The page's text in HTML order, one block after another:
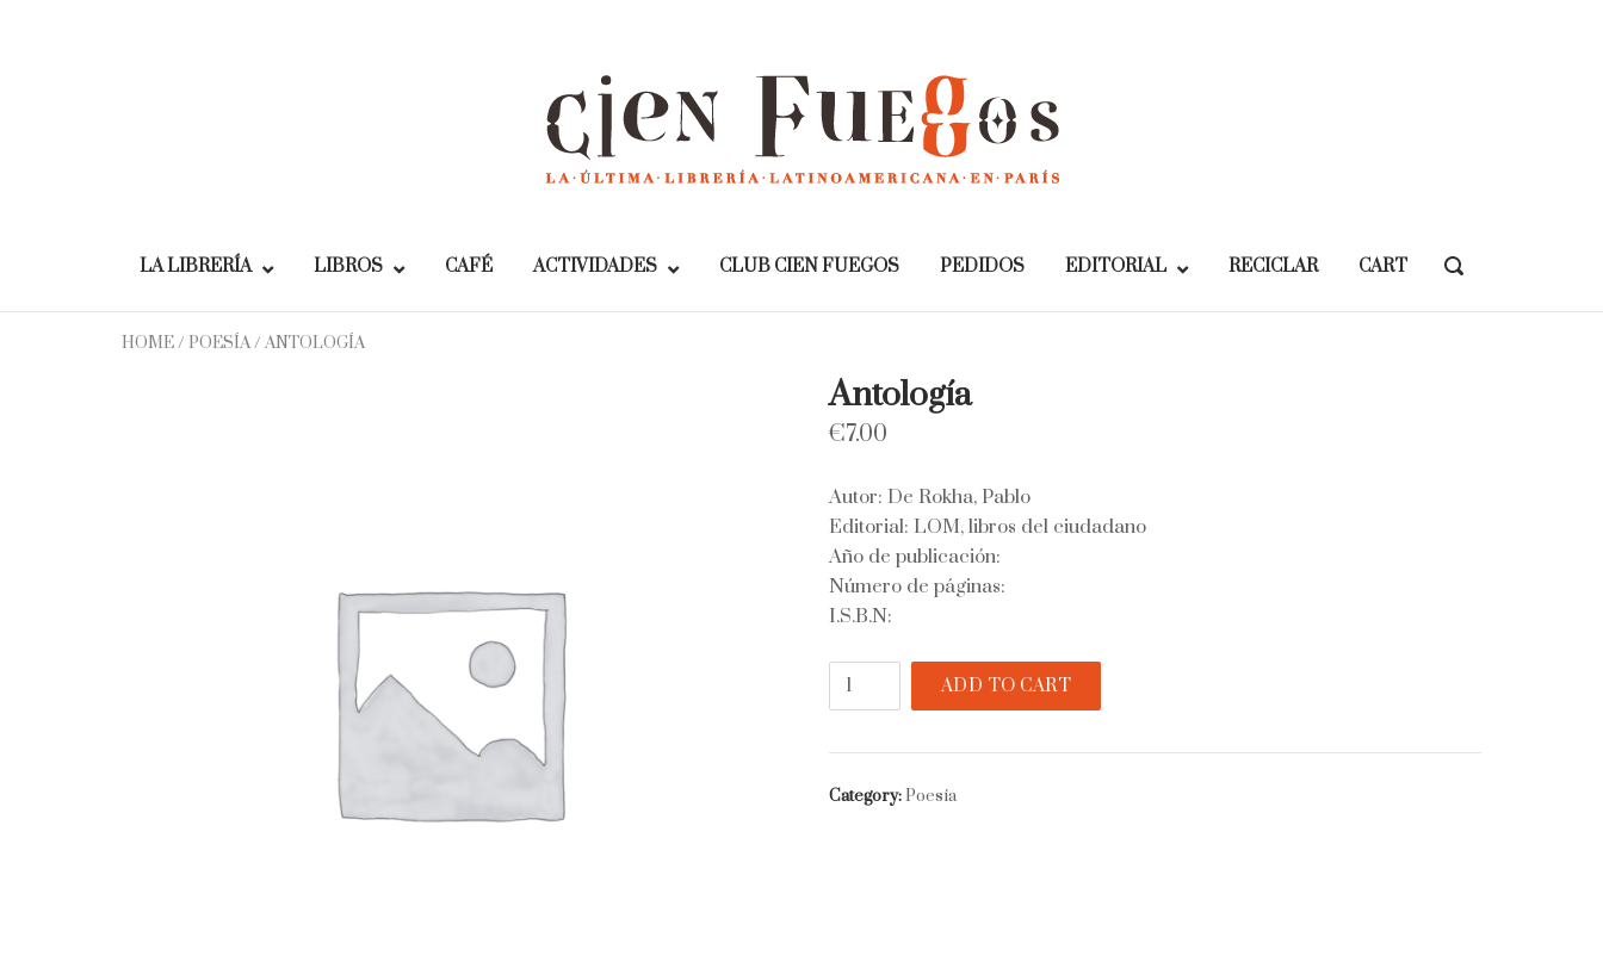
LA LIBRERÍA LIBROS CAFÉ ACTIVIDADES CLUB CIEN FUEGOS PEDIDOS EDITORIAL RECICLAR CART
OPEN
BAR
HOME/ POESÍA/ ANTOLOGÍA
Antología
€7.00
Autor: De Rokha, Pablo
Editorial: LOM, libros del ciudadano
Año de publicación:
Número de páginas:
I.S.B.N:
Antología
ADD TO CART
Category:Poesía